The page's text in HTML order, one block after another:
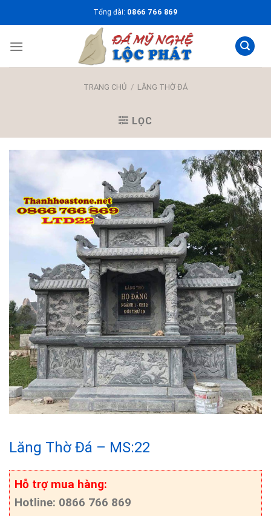
to
Tổng đài: 0866 766 869
TRANG CHỦ / LĂNG THỜ ĐÁ
LỌC
Lăng Thờ Đá – MS:22
Hỗ trợ mua hàng:
Hotline: 0866 766 869